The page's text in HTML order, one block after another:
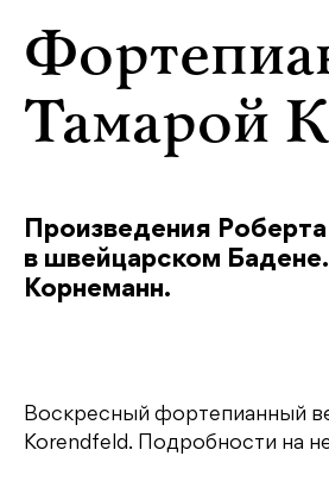
Тамарой
Произведения
в швейцарском
Корнеманн.
Воскресный фортепианный
Korendfeld. Подробности на